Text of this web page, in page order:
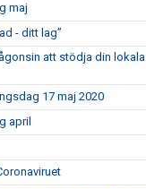
maj
- ditt lag”
att stödja din lokala
17 maj 2020
april